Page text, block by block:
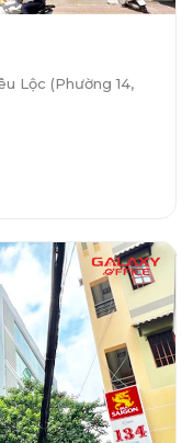
Lộc (Phường 14,